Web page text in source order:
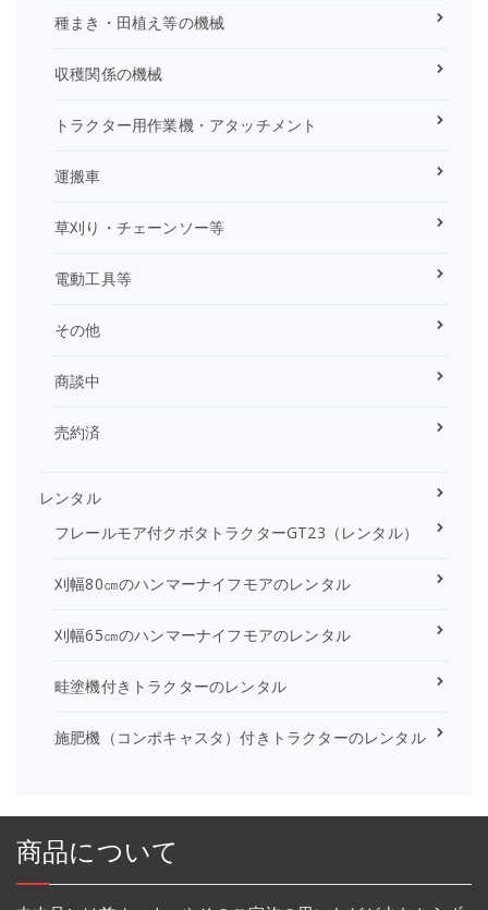
種まき・田植え等の機械
収穫関係の機械
トラクター用作業機・アタッチメント
運搬車
草刈り・チェーンソー等
電動工具等
その他
商談中
売約済
レンタル
フレールモア付クボタトラクターGT23（レンタル）
刈幅80㎝のハンマーナイフモアのレンタル
刈幅65㎝のハンマーナイフモアのレンタル
畦塗機付きトラクターのレンタル
施肥機（コンポキャスタ）付きトラクターのレンタル
商品について